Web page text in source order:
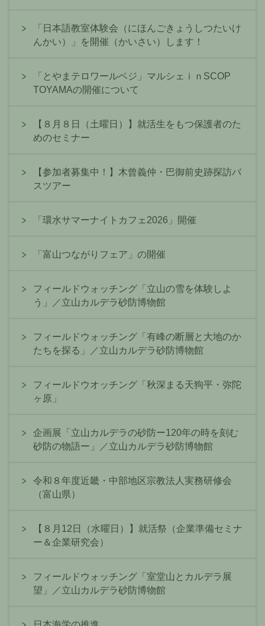
「日本語教室体験会（にほんごきょうしつたいけ
んかい）」を開催（かいさい）します！
「とやまテロワールベジ」マルシェｉｎSCOP
TOYAMAの開催について
【８月８日（土曜日）】就活生をもつ保護者のた
めのセミナー
【参加者募集中！】木曾義仲・巴御前史跡探訪バ
スツアー
「環水サマーナイトカフェ2026」開催
「富山つながりフェア」の開催
フィールドウォッチング「立山の雪を体験しよ
う」／立山カルデラ砂防博物館
フィールドウォッチング「有峰の断層と大地のか
たちを探る」／立山カルデラ砂防博物館
フィールドウオッチング「秋深まる天狗平・弥陀
ヶ原」
企画展「立山カルデラの砂防ー120年の時を刻む
砂防の物語ー」／立山カルデラ砂防博物館
令和８年度近畿・中部地区宗教法人実務研修会
（富山県）
【８月12日（水曜日）】就活祭（企業準備セミナ
ー＆企業研究会）
フィールドウォッチング「室堂山とカルデラ展
望」／立山カルデラ砂防博物館